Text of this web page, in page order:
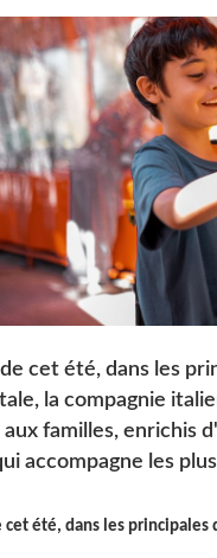
cet été, dans les
la compagnie
aux familles, enrichis
accompagne les
cet été, dans les